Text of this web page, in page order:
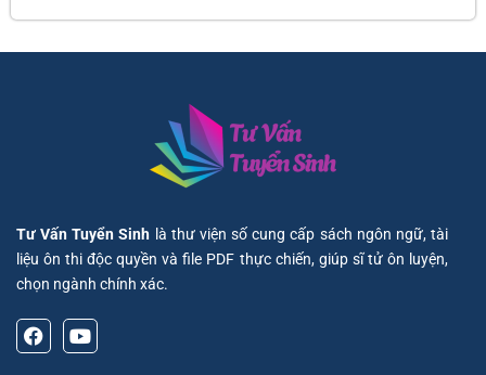
Tư Vấn Tuyển Sinh là thư viện số cung cấp sách ngôn ngữ, tài
liệu ôn thi độc quyền và file PDF thực chiến, giúp sĩ tử ôn luyện,
chọn ngành chính xác.